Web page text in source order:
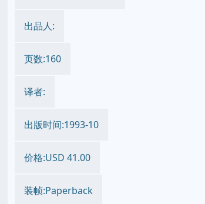
出品人:
页数:160
译者:
出版时间:1993-10
价格:USD 41.00
装帧:Paperback